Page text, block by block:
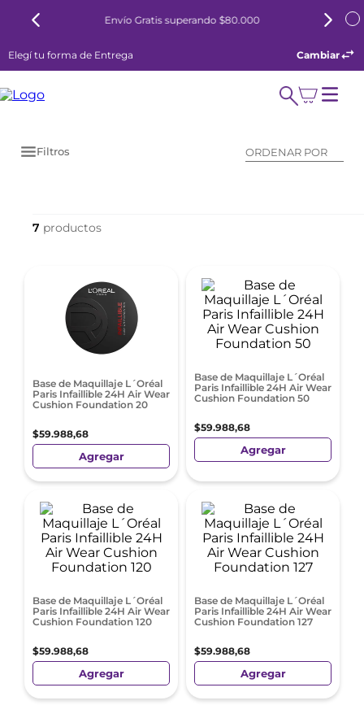
Envío Gratis superando $80.000
Elegí tu forma de Entrega Cambiar
Filtros ORDENAR POR
7
Base de Maquillaje L´Oréal
Paris Infaillible 24H Air Wear
Cushion Foundation 20
$59.988,68
Agregar
Base de Maquillaje L´Oréal
Paris Infaillible 24H Air Wear
Cushion Foundation 50
$59.988,68
Agregar
Base de Maquillaje L´Oréal
Paris Infaillible 24H Air Wear
Cushion Foundation 120
$59.988,68
Agregar
Base de Maquillaje L´Oréal
Paris Infaillible 24H Air Wear
Cushion Foundation 127
$59.988,68
Agregar